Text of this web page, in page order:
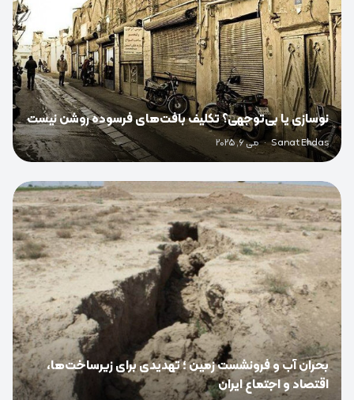
نوسازی یا بی‌توجهی؟ تکلیف بافت‌های فرسوده روشن نیست
Sanat Ehdas
· می 6, 2025
0
بحران آب و فرونشست زمین ؛ تهدیدی برای زیرساخت‌ها،
اقتصاد و اجتماع ایران